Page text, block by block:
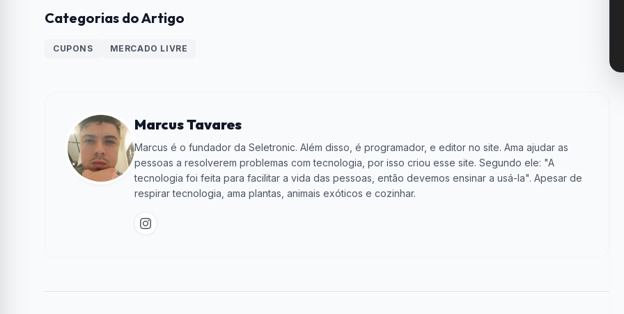
Categorias do Artigo
CUPONS MERCADO LIVRE
Marcus Tavares
Marcus é o fundador da Seletronic. Além disso, é programador, e editor no site. Ama ajudar as
pessoas a resolverem problemas com tecnologia, por isso criou esse site. Segundo ele: "A
tecnologia foi feita para facilitar a vida das pessoas, então devemos ensinar a usá-la". Apesar de
respirar tecnologia, ama plantas, animais exóticos e cozinhar.